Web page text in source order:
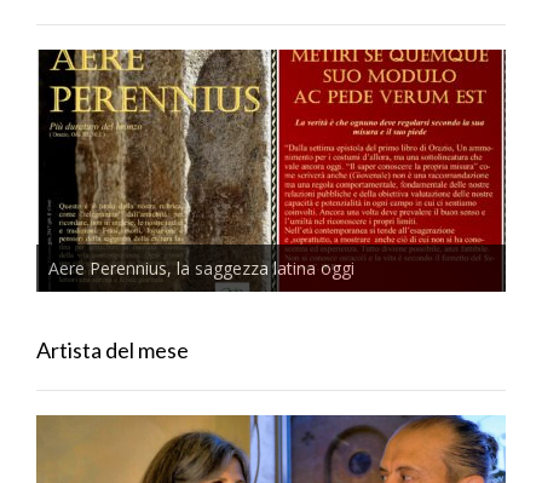
Aere Perennius, la saggezza latina oggi
Artista del mese